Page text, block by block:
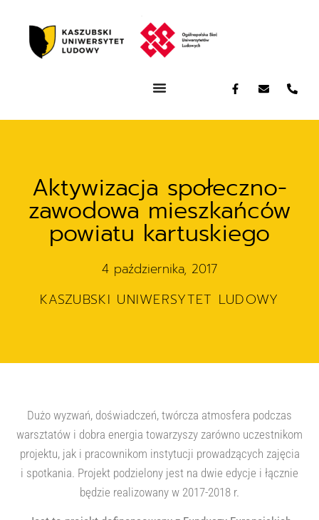
Aktywizacja społeczno-
zawodowa mieszkańców
powiatu kartuskiego
4 października, 2017
KASZUBSKI UNIWERSYTET LUDOWY
Dużo wyzwań, doświadczeń, twórcza atmosfera podczas
warsztatów i dobra energia towarzyszy zarówno uczestnikom
projektu, jak i pracownikom instytucji prowadzących zajęcia
i spotkania. Projekt podzielony jest na dwie edycje i łącznie
będzie realizowany w 2017-2018 r.